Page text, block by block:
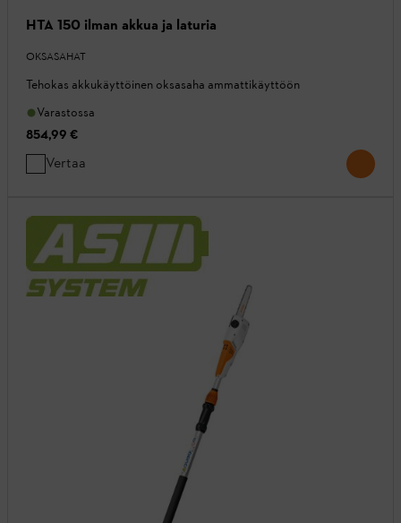
HTA 150 ilman akkua ja laturia
OKSASAHAT
Tehokas akkukäyttöinen oksasaha ammattikäyttöön
Varastossa
854,99 €
Vertaa